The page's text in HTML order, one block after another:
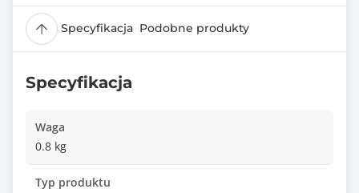
Specyfikacja Podobne produkty
Specyfikacja
Waga
0.8 kg
Typ produktu